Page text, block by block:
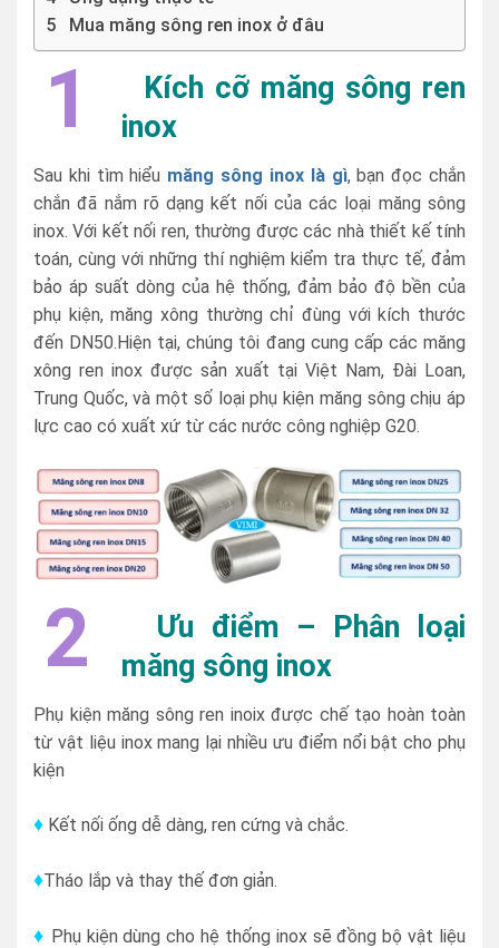
5 Mua măng sông ren inox ở đâu
1
Kích cỡ măng sông ren
inox
Sau khi tìm hiểu măng sông inox là gì, bạn đọc chắn
chắn đã nắm rõ dạng kết nối của các loại măng sông
inox. Với kết nối ren, thường được các nhà thiết kế tính
toán, cùng với những thí nghiệm kiểm tra thực tế, đảm
bảo áp suất dòng của hệ thống, đảm bảo độ bền của
phụ kiện, măng xông thường chỉ đùng với kích thước
đến DN50.Hiện tại, chúng tôi đang cung cấp các măng
xông ren inox được sản xuất tại Việt Nam, Đài Loan,
Trung Quốc, và một số loại phụ kiện măng sông chịu áp
lực cao có xuất xứ từ các nước công nghiệp G20.
2
Ưu điểm – Phân loại
măng sông inox
Phụ kiện măng sông ren inoix được chế tạo hoàn toàn
từ vật liệu inox mang lại nhiều ưu điểm nổi bật cho phụ
kiện
♦ Kết nối ống dễ dàng, ren cứng và chắc.
♦Tháo lắp và thay thế đơn giản.
♦ Phụ kiện dùng cho hệ thống inox sẽ đồng bộ vật liệu